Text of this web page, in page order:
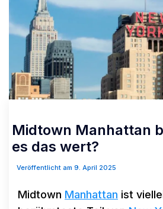
Midtown Manhattan
es das wert?
Veröffentlicht am 9. April 2025
Midtown Manhattan ist